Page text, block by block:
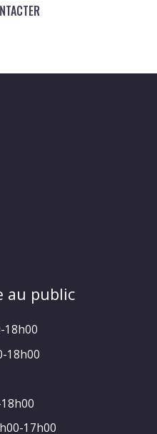
au public
18h00
18h00
17h00